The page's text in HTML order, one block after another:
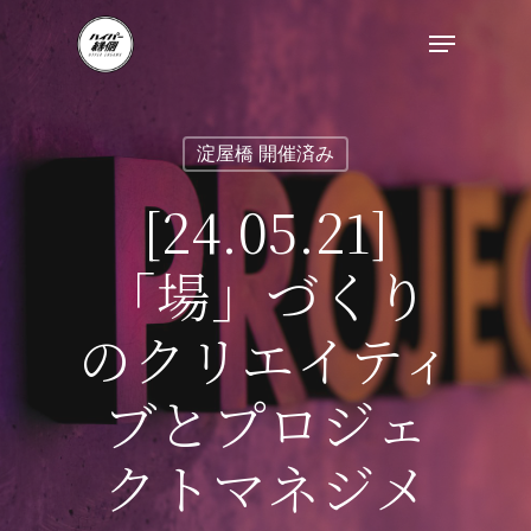
淀屋橋 開催済み
[24.05.21]
「場」づくり
のクリエイティ
ブとプロジェ
クトマネジメ